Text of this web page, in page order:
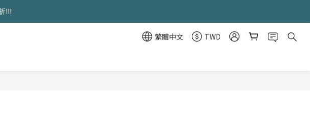
$1488
繁體中文
TWD